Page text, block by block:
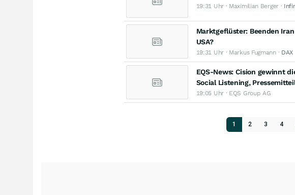
19:31 Uhr · Maximilian Berger ·
Marktgeflüster: Beenden
USA?
19:31 Uhr · Markus Fugmann · DAX
EQS-News: Cision gewinnt
Social Listening,
19:05 Uhr · EQS Group AG
1 2 3 4